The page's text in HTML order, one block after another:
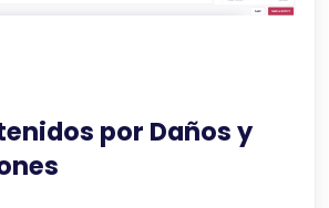
por Daños y